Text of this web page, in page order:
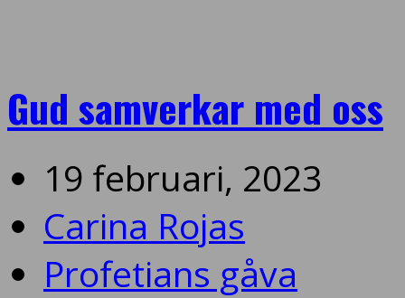
Gud samverkar med oss
19 februari, 2023
Carina Rojas
Profetians gåva